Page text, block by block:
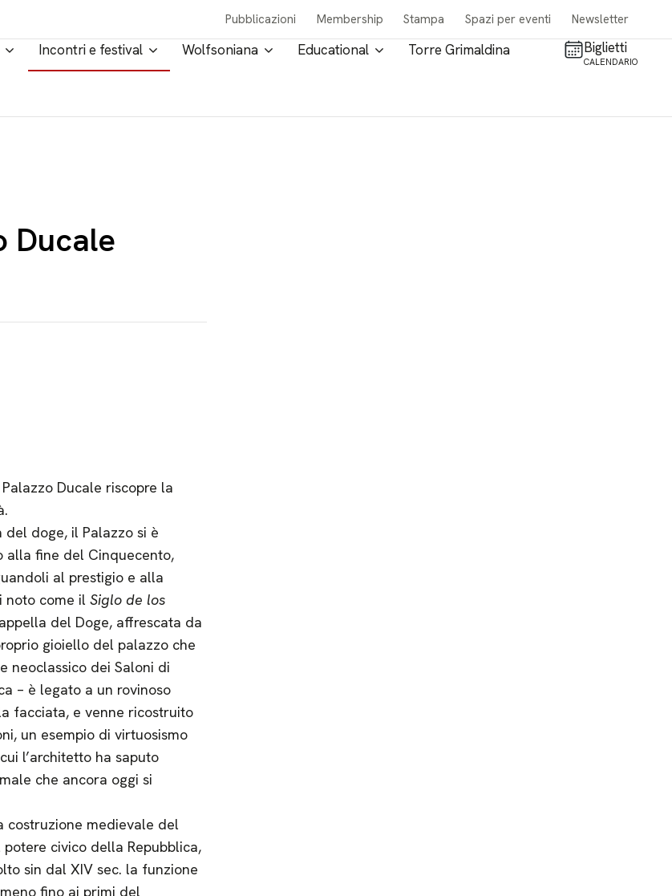
Pubblicazioni Membership Stampa Spazi per eventi Newsletter
Incontri e festival Wolfsoniana Educational Torre Grimaldina Biglietti
CALENDARIO
Ducale
Ducale riscopre la
doge, il Palazzo si è
alla fine del Cinquecento,
al prestigio e alla
noto come il Siglo de los
del Doge, affrescata da
gioiello del palazzo che
neoclassico dei Saloni di
– è legato a un rovinoso
facciata, e venne ricostruito
un esempio di virtuosismo
l’architetto ha saputo
che ancora oggi si
costruzione medievale del
civico della Repubblica,
sin dal XIV sec. la funzione
fino ai primi del